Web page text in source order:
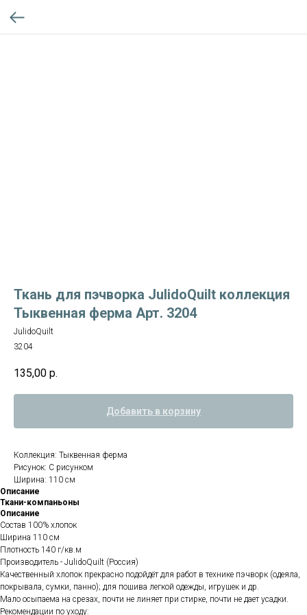
Ткань для пэчворка JulidoQuilt коллекция
Тыквенная ферма Арт. 3204
JulidoQuilt
3204
135,00 р.
Добавить в корзину
Коллекция: Тыквенная ферма
Рисунок: С рисунком
Ширина: 110 см
Описание
Ткани-компаньоны
Описание
Состав 100% хлопок
Ширина 110 см
Плотность 140 г/кв.м
Производитель - JulidoQuilt (Россия)
Качественный хлопок прекрасно подойдёт для работ в технике пэчворк (одеяла,
покрывала, сумки, панно); для пошива легкой одежды, игрушек и др.
Мало осыпаема на срезах, почти не линяет при стирке, почти не дает усадки.
Рекомендации по уходу: